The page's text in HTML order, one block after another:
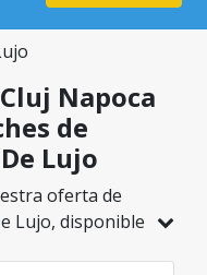
Napoca
de
Lujo
oferta de
Lujo, disponible